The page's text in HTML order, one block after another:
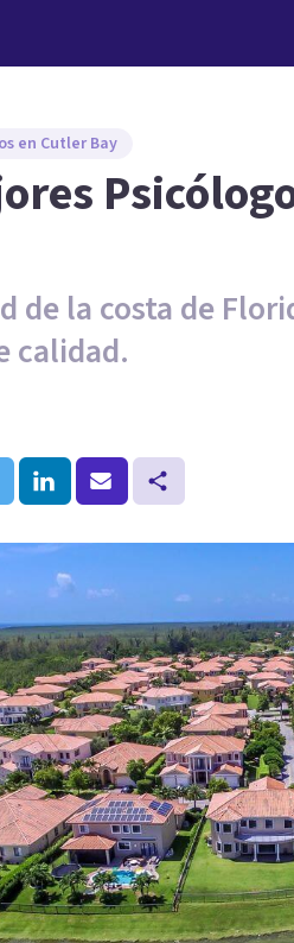
en Cutler Bay
de la costa de
calidad.